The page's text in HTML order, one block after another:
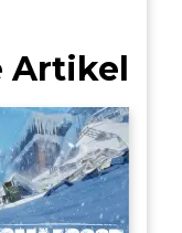
Artikel